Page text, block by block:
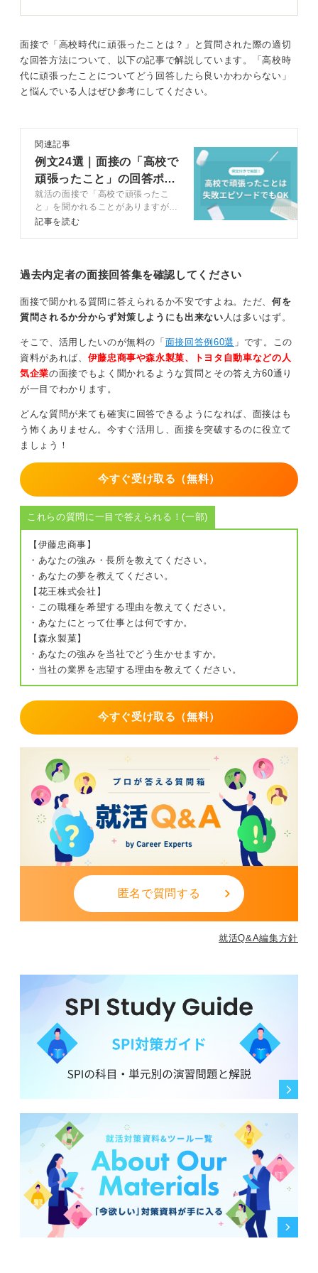
中学校時代の経験は、現在のあなたと少し離れすぎてい
のエピソードを選ぶのが無難でしょう。
企業側の質問の仕方にも工夫が見られる！ 質問の意
図を見極めよう
もし「”学生時代”に力を入れたことは何ですか」と「学
生時代」という言葉を使って聞かれた場合は、それは
「大学時代」のエピソードを指していると解釈し、大学
での経験を話すようにしましょう。
もっとも、最近では企業側も「これまでの人生で」とい
見られます。
0
面接で「高校時代に頑張ったことは？」と質問された際の適切
な回答方法について、以下の記事で解説しています。「高校時
代に頑張ったことについてどう回答したら良いかわからない」
と悩んでいる人はぜひ参考にしてください。
関連記事
例文24選｜面接の「高校で
頑張ったこと」の回答ポイ
ントと見つけ方
就活の面接で「高校で頑張ったこ
と」を聞かれることがありますが、
どう答えたら良いかわからない人も
の対処法などを解説しています。
記事を読む
過去内定者の面接回答集を確認してください
面接で聞かれる質問に答えられるか不安ですよね。ただ、 何を
質問されるか分からず対策しようにも出来ない 人は多いはず。
そこで、活用したいのが無料の「面接回答例60選 」です。この
資料があれば、 伊藤忠商事や森永製菓、トヨタ自動車などの人
気企業の面接でもよく聞かれるような質問とその答え方60通り
が一目でわかります。
どんな質問が来ても確実に回答できるようになれば、面接はも
う怖くありません。今すぐ活用し、面接を突破するのに役立て
ましょう！
今すぐ受け取る（無料）
これらの質問に一目で答えられる！(一部)
【伊藤忠商事】
・あなたの強み・長所を教えてください。
・あなたの夢を教えてください。
【花王株式会社】
・この職種を希望する理由を教えてください。
・あなたにとって仕事とは何ですか。
【森永製菓】
・あなたの強みを当社でどう生かせますか。
・当社の業界を志望する理由を教えてください。
今すぐ受け取る（無料）
匿名で質問する
就活Q&A編集方針